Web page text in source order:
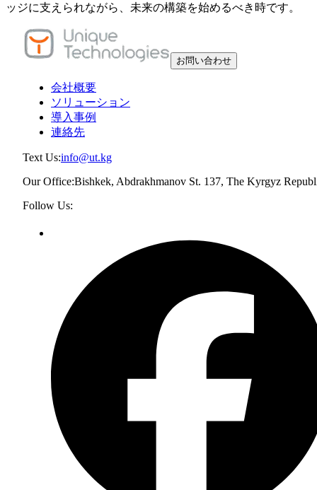
ッジに支えられながら、未来の構築を始めるべき時です。
お問い合わせ
会社概要
ソリューション
導入事例
連絡先
Text Us:info@ut.kg
Our Office:Bishkek, Abdrakhmanov St. 137, The Kyrgyz
Follow Us: